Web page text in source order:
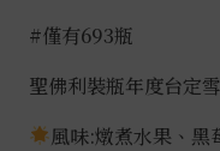
#僅有693瓶
聖佛利裝瓶年度台定
風味:燉煮水果、黑